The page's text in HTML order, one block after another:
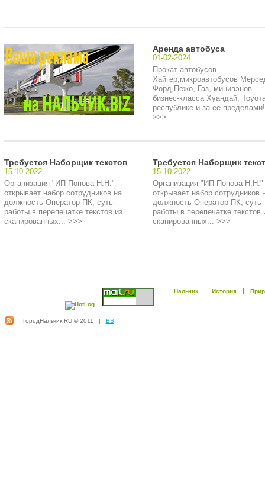
Аренда автобуса
01-02-2024
Прокат автобусов
Хайгер,микроавтобусов
Форд,Пежо, Газ, минивэнов
бизнес-класса Хуандай,
республике и за ее
>>>
Требуется Наборщик текстов
15-10-2022
Организация "ИП Попова Н.Н."
открывает набор сотрудников на
должность Оператор ПК, суть
работы в перепечатке текстов из
сканированных... >>>
Требуется Наборщик
15-10-2022
Организация "ИП Попова Н.Н."
открывает набор сотрудников
должность Оператор ПК, суть
работы в перепечатке текстов
сканированных... >>>
Нальчик История
ГородНальчик.RU © 2011 | BS